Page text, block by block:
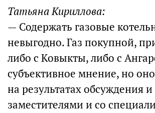
Татьяна Кириллова:
— Содержать газовые
невыгодно. Газ покупной,
либо с Ковыкты, либо с
субъективное мнение, но
на результатах обсуждения и
заместителями и со